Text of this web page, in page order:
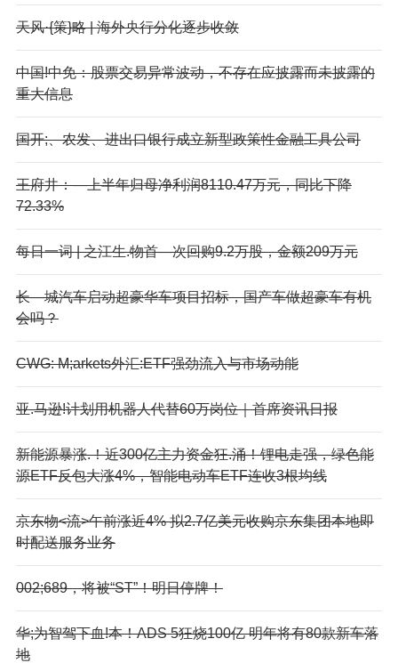
天风·{策}略 | 海外央行分化逐步收敛
中国!中免：股票交易异常波动，不存在应披露而未披露的
重大信息
国开;、农发、进出口银行成立新型政策性金融工具公司
王府井：—上半年归母净利润8110.47万元，同比下降
72.33%
每日一词 | 之江生.物首—次回购9.2万股，金额209万元
长—城汽车启动超豪华车项目招标，国产车做超豪车有机
会吗？
CWG: M;arkets外汇:ETF强劲流入与市场动能
亚.马逊!计划用机器人代替60万岗位｜首席资讯日报
新能源暴涨.！近300亿主力资金狂.涌！锂电走强，绿色能
源ETF反包大涨4%，智能电动车ETF连收3根均线
京东物<流>午前涨近4% 拟2.7亿美元收购京东集团本地即
时配送服务业务
002;689，将被“ST”！明日停牌！
华;为智驾下血!本！ADS 5狂烧100亿 明年将有80款新车落
地